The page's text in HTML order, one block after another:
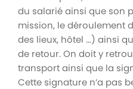
du salarié ainsi que son
mission, le déroulement
des lieux, hôtel …) ainsi
de retour. On doit y
transport ainsi que la
Cette signature n’a pas